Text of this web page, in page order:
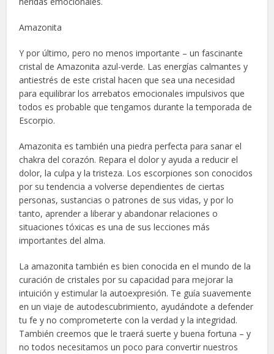
Amazonita
Y por último, pero no menos importante – un fascinante
cristal de Amazonita azul-verde. Las energías calmantes y
antiestrés de este cristal hacen que sea una necesidad
para equilibrar los arrebatos emocionales impulsivos que
todos es probable que tengamos durante la temporada de
Escorpio.
Amazonita es también una piedra perfecta para sanar el
chakra del corazón. Repara el dolor y ayuda a reducir el
dolor, la culpa y la tristeza. Los escorpiones son conocidos
por su tendencia a volverse dependientes de ciertas
personas, sustancias o patrones de sus vidas, y por lo
tanto, aprender a liberar y abandonar relaciones o
situaciones tóxicas es una de sus lecciones más
importantes del alma.
La amazonita también es bien conocida en el mundo de la
curación de cristales por su capacidad para mejorar la
intuición y estimular la autoexpresión. Te guía suavemente
en un viaje de autodescubrimiento, ayudándote a defender
tu fe y no comprometerte con la verdad y la integridad.
También creemos que le traerá suerte y buena fortuna – y
no todos necesitamos un poco para convertir nuestros